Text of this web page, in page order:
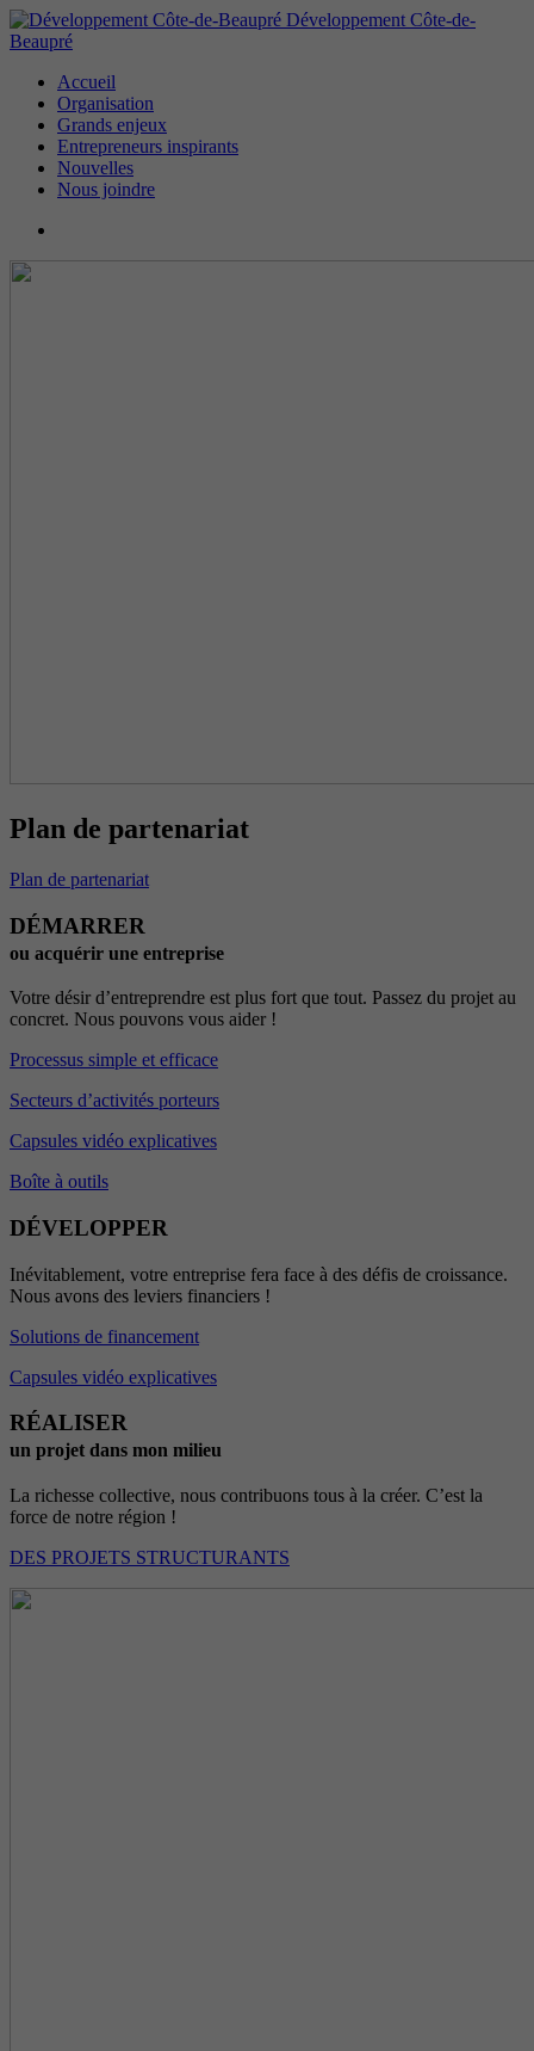
Développement Côte-de-
Beaupré
Accueil
Organisation
Grands enjeux
Entrepreneurs inspirants
Nouvelles
Nous joindre
Plan de partenariat
Plan de partenariat
DÉMARRER
ou acquérir une entreprise
Votre désir d’entreprendre est plus fort que tout. Passez du projet au
concret. Nous pouvons vous aider !
Processus simple et efficace
Secteurs d’activités porteurs
Capsules vidéo explicatives
Boîte à outils
DÉVELOPPER
Inévitablement, votre entreprise fera face à des défis de croissance.
Nous avons des leviers financiers !
Solutions de financement
Capsules vidéo explicatives
RÉALISER
un projet dans mon milieu
La richesse collective, nous contribuons tous à la créer. C’est la
force de notre région !
DES PROJETS STRUCTURANTS